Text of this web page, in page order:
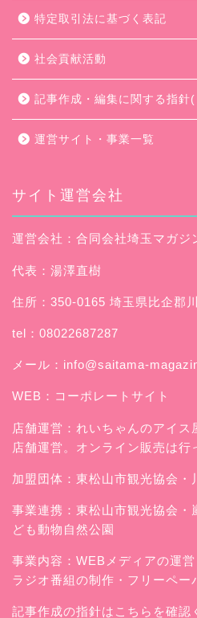
特定取引法に基づく表記
社会貢献活動
記事作成・編集に関する指針
運営サイト・事業一覧
サイト運営会社
運営会社：合同会社埼玉マガジ
代表：湯澤直樹
住所：350-0165 埼玉県比企郡
tel：08022687287
メール： info@saitama-
WEB： コーポレートサイト
店舗運営： れいちゃんのアイス
店舗運営。オンライン販売は行
加盟団体：東松山市観光協会・
事業連携：東松山市観光協会・
ども動物自然公園
事業内容：WEBメディアの運
ラジオ番組の制作・フリーペー
記事作成の指針はこちらを確認